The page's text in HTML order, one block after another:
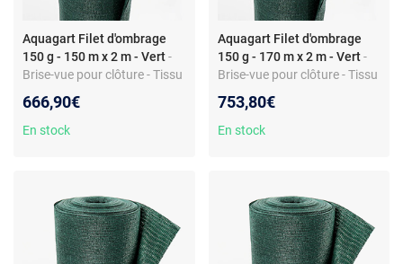
Aquagart Filet d'ombrage
150 g - 150 m x 2 m - Vert-
Brise-vue pour clôture - Tissu
g/m² - Largeur 2 m - Valeur
d'ombrage 80%
666,90€
En stock
Aquagart Filet d'ombrage
150 g - 170 m x 2 m - Vert -
Brise-vue pour clôture - Tissu
m - Montage facile
753,80€
En stock